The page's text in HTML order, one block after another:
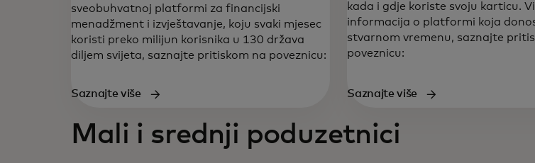
sveobuhvatnoj platformi za financijski
menadžment i izvještavanje, koju svaki mjesec
koristi preko milijun korisnika u 130 država
diljem svijeta, saznajte pritiskom na poveznicu:
Saznajte više
kada i gdje koriste svoju karticu.
informacija o platformi koja
stvarnom vremenu, saznajte
poveznicu:
Saznajte više
Mali i srednji poduzetnici